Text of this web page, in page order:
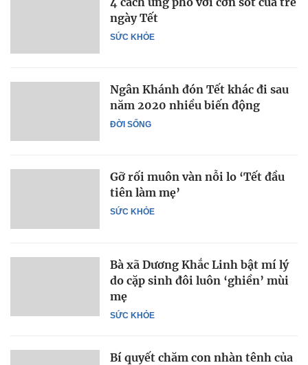
SỨC KHỎE
ngày Tết
ĐỜI SỐNG
Ngân Khánh đón Tết khác đi sau
năm 2020 nhiều biến động
SỨC KHỎE
Gỡ rối muôn vàn nỗi lo ‘Tết đầu
tiên làm mẹ’
SỨC KHỎE
Bà xã Dương Khắc Linh bật mí lý
do cặp sinh đôi luôn ‘ghiền’ mùi
mẹ
Bí quyết chăm con nhàn tênh của